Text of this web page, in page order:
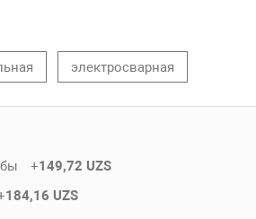
электросварная
+149,72 UZS
184,16 UZS